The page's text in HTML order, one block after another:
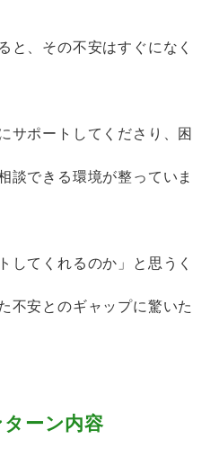
と、その不安はすぐになく
サポートしてくださり、困
談できる環境が整っていま
してくれるのか」と思うく
不安とのギャップに驚いた
ーン内容